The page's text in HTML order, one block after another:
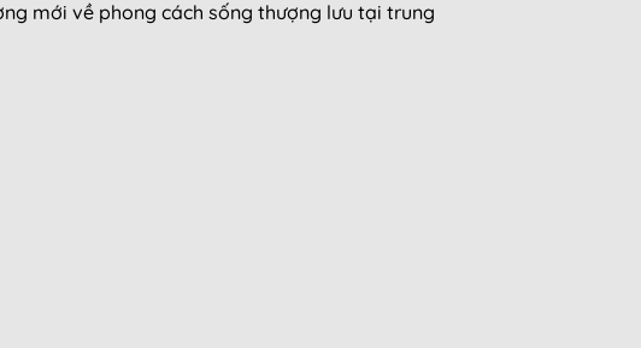
mới về phong cách sống thượng lưu tại trung